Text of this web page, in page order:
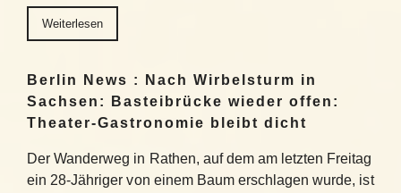
Weiterlesen
Berlin News : Nach Wirbelsturm in
Sachsen: Basteibrücke wieder offen:
Theater-Gastronomie bleibt dicht
Der Wanderweg in Rathen, auf dem am letzten Freitag
ein 28-Jähriger von einem Baum erschlagen wurde, ist